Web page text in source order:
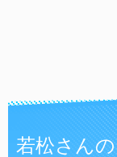
若松さん